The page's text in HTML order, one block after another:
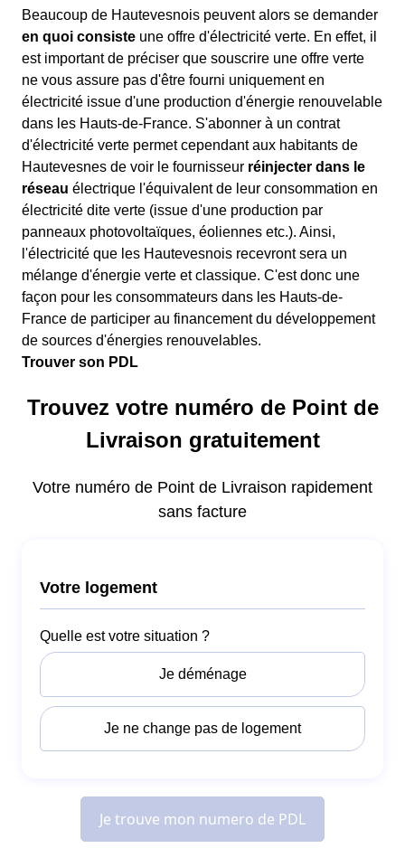
Beaucoup de Hautevesnois peuvent alors se demander
en quoi consiste une offre d'électricité verte. En effet, il
est important de préciser que souscrire une offre verte
ne vous assure pas d'être fourni uniquement en
électricité issue d'une production d'énergie renouvelable
dans les Hauts-de-France. S'abonner à un contrat
d'électricité verte permet cependant aux habitants de
Hautevesnes de voir le fournisseur réinjecter dans le
réseau électrique l'équivalent de leur consommation en
électricité dite verte (issue d'une production par
panneaux photovoltaïques, éoliennes etc.). Ainsi,
l'électricité que les Hautevesnois recevront sera un
mélange d'énergie verte et classique. C'est donc une
façon pour les consommateurs dans les Hauts-de-
France de participer au financement du développement
de sources d'énergies renouvelables.
Trouver son PDL